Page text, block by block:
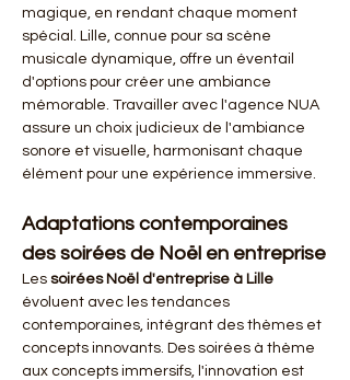
magique, en rendant chaque moment
spécial. Lille, connue pour sa scène
musicale dynamique, offre un éventail
d'options pour créer une ambiance
mémorable. Travailler avec l'agence NUA
assure un choix judicieux de l'ambiance
sonore et visuelle, harmonisant chaque
élément pour une expérience immersive.
Adaptations contemporaines
des soirées de Noël en entreprise
Les soirées Noël d'entreprise à Lille
évoluent avec les tendances
contemporaines, intégrant des thèmes et
concepts innovants. Des soirées à thème
aux concepts immersifs, l'innovation est